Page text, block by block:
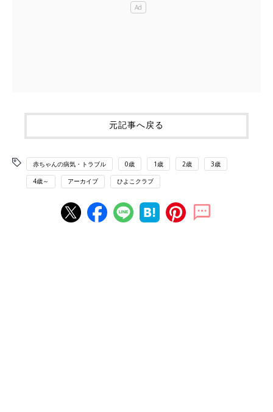
元記事へ戻る
赤ちゃんの病気・トラブル 0歳 1歳 2歳 3歳
4歳～ アーカイブ ひよこクラブ